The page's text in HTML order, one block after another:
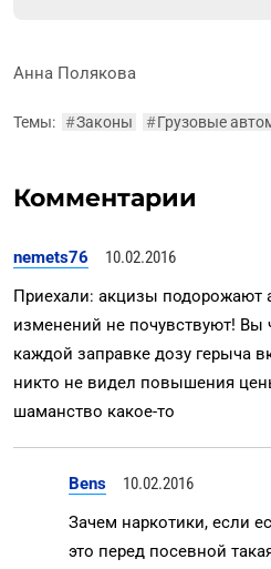
Анна Полякова
Темы: #Законы #Грузовые
Комментарии
nemets76
10.02.2016
Приехали: акцизы подорожают
изменений не почувствуют! Вы
каждой заправке дозу герыча
никто не видел повышения
шаманство какое-то
Bens
10.02.2016
Зачем наркотики, если
это перед посевной